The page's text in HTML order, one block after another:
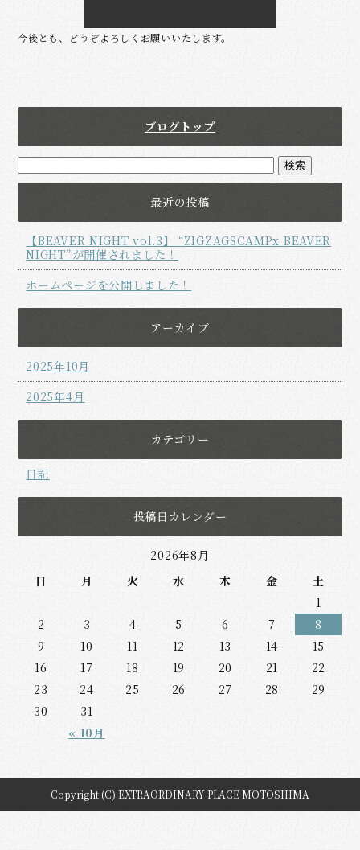
今後とも、どうぞよろしくお願いいたします。
ブログトップ
最近の投稿
【BEAVER NIGHT vol.3】 “ZIGZAGSCAMPx BEAVER
NIGHT”が開催されました！
ホームページを公開しました！
アーカイブ
2025年10月
2025年4月
カテゴリー
日記
投稿日カレンダー
2026年8月
日
月 火 水 木 金 土
« 10月
1
2
3 4 5 6 7
8
9
10 11 12 13 14
15
16
17 18 19 20 21
22
23
24 25 26 27 28
29
30
31
Copyright (C) EXTRAORDINARY PLACE MOTOSHIMA